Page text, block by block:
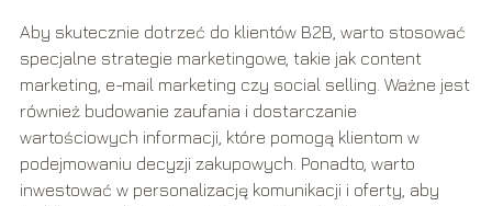
Aby skutecznie dotrzeć do klientów B2B, warto stosować
specjalne strategie marketingowe, takie jak content
marketing, e-mail marketing czy social selling. Ważne jest
również budowanie zaufania i dostarczanie
wartościowych informacji, które pomogą klientom w
podejmowaniu decyzji zakupowych. Ponadto, warto
inwestować w personalizację komunikacji i oferty, aby